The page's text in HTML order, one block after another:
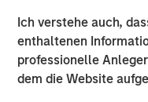
Ich verstehe auch,
enthaltenen
professionelle
dem die Website
Wösner- Sandberg
Investment Group is in
increase to raise
opportunities.